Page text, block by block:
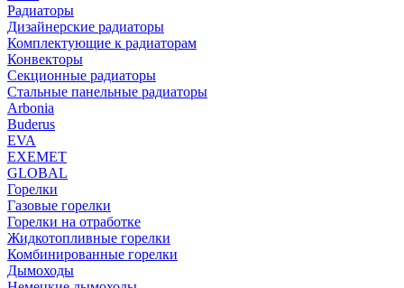
Радиаторы
Дизайнерские радиаторы
Комплектующие к радиаторам
Конвекторы
Секционные радиаторы
Стальные панельные радиаторы
Arbonia
Buderus
EVA
EXEMET
GLOBAL
Горелки
Газовые горелки
Горелки на отработке
Жидкотопливные горелки
Комбинированные горелки
Дымоходы